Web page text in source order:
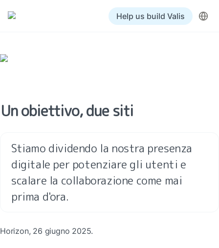
Help us build Valis
Un obiettivo, due siti
Stiamo dividendo la nostra presenza
digitale per potenziare gli utenti e
scalare la collaborazione come mai
prima d'ora.
Horizon, 26 giugno 2025.